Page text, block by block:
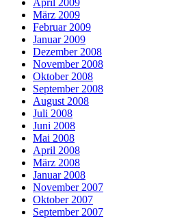
April 2009
März 2009
Februar 2009
Januar 2009
Dezember 2008
November 2008
Oktober 2008
September 2008
August 2008
Juli 2008
Juni 2008
Mai 2008
April 2008
März 2008
Januar 2008
November 2007
Oktober 2007
September 2007